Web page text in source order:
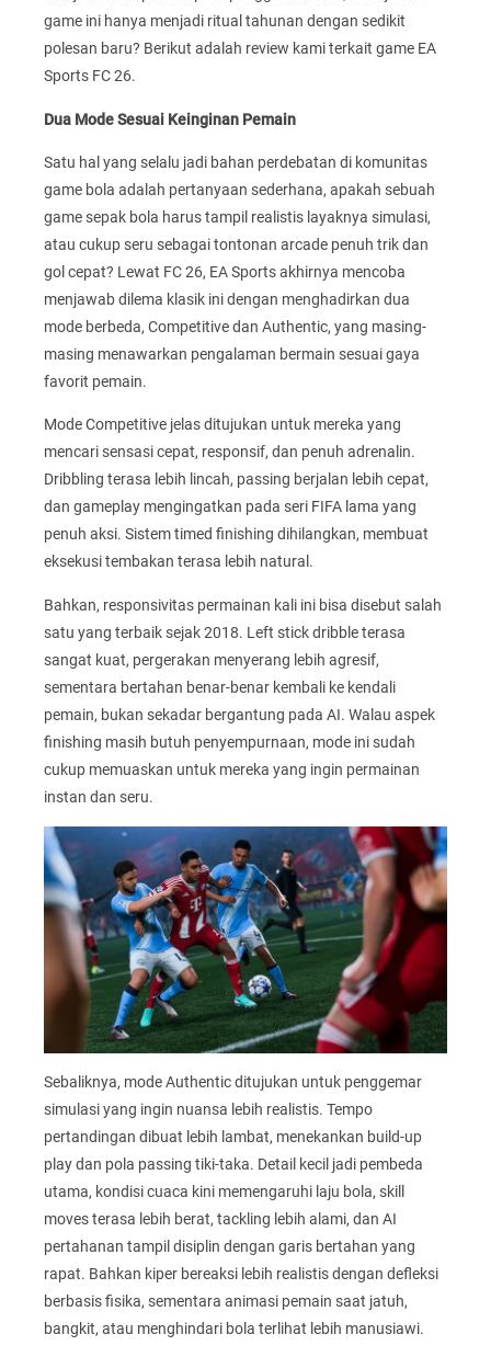
game ini hanya menjadi ritual tahunan dengan sedikit
polesan baru? Berikut adalah review kami terkait game EA
Sports FC 26.
Dua Mode Sesuai Keinginan Pemain
Satu hal yang selalu jadi bahan perdebatan di komunitas
game bola adalah pertanyaan sederhana, apakah sebuah
game sepak bola harus tampil realistis layaknya simulasi,
atau cukup seru sebagai tontonan arcade penuh trik dan
gol cepat? Lewat FC 26, EA Sports akhirnya mencoba
menjawab dilema klasik ini dengan menghadirkan dua
mode berbeda, Competitive dan Authentic, yang masing-
masing menawarkan pengalaman bermain sesuai gaya
favorit pemain.
Mode Competitive jelas ditujukan untuk mereka yang
mencari sensasi cepat, responsif, dan penuh adrenalin.
Dribbling terasa lebih lincah, passing berjalan lebih cepat,
dan gameplay mengingatkan pada seri FIFA lama yang
penuh aksi. Sistem timed finishing dihilangkan, membuat
eksekusi tembakan terasa lebih natural.
Bahkan, responsivitas permainan kali ini bisa disebut salah
satu yang terbaik sejak 2018. Left stick dribble terasa
sangat kuat, pergerakan menyerang lebih agresif,
sementara bertahan benar-benar kembali ke kendali
pemain, bukan sekadar bergantung pada AI. Walau aspek
finishing masih butuh penyempurnaan, mode ini sudah
cukup memuaskan untuk mereka yang ingin permainan
instan dan seru.
Sebaliknya, mode Authentic ditujukan untuk penggemar
simulasi yang ingin nuansa lebih realistis. Tempo
pertandingan dibuat lebih lambat, menekankan build-up
play dan pola passing tiki-taka. Detail kecil jadi pembeda
utama, kondisi cuaca kini memengaruhi laju bola, skill
moves terasa lebih berat, tackling lebih alami, dan AI
pertahanan tampil disiplin dengan garis bertahan yang
rapat. Bahkan kiper bereaksi lebih realistis dengan defleksi
berbasis fisika, sementara animasi pemain saat jatuh,
bangkit, atau menghindari bola terlihat lebih manusiawi.